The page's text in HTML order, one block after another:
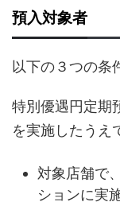
預入対象者
以下の３つの条
特別優遇円定期
を実施したうえ
対象店舗で
ションに実